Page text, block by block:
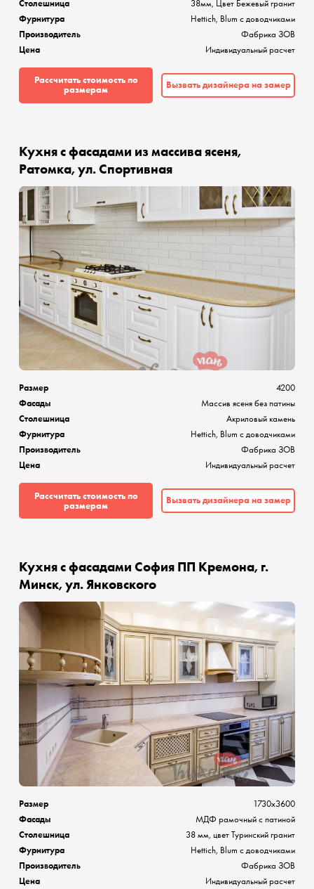
Столешница
38мм, Цвет Бежевый гранит
Фурнитура
Hettich, Blum с доводчиками
Производитель
Фабрика ЗОВ
Цена
Индивидуальный расчет
Рассчитать стоимость по
размерам
Вызвать дизайнера на замер
Кухня с фасадами из массива ясеня,
Ратомка, ул. Спортивная
Размер
4200
Фасады
Массив ясеня без патины
Столешница
Акриловый камень
Фурнитура
Hettich, Blum с доводчиками
Производитель
Фабрика ЗОВ
Цена
Индивидуальный расчет
Рассчитать стоимость по
размерам
Вызвать дизайнера на замер
Кухня с фасадами София ПП Кремона, г.
Минск, ул. Янковского
Размер
1730х3600
Фасады
МДФ рамочный с патиной
Столешница
38 мм, цвет Туринский гранит
Фурнитура
Hettich, Blum с доводчиками
Производитель
Фабрика ЗОВ
Цена
Индивидуальный расчет